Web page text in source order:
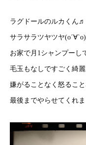
ラグドールのルカくん♬
サラサラツヤツヤ(о´∀`о)
お家で月1シャンプーし
毛玉もなしですごく綺
嫌がることなく怒ること
最後までやらせてくれ